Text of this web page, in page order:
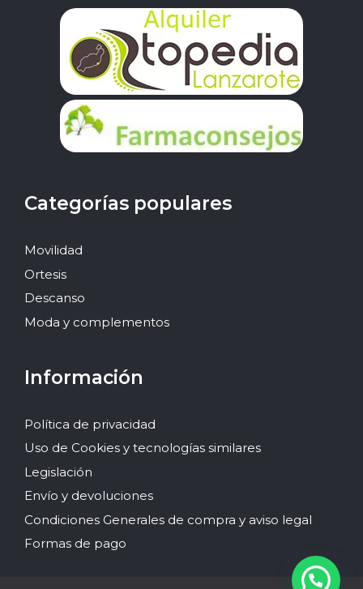
Categorías populares
Movilidad
Ortesis
Descanso
Moda y complementos
Información
Política de privacidad
Uso de Cookies y tecnologías similares
Legislación
Envío y devoluciones
Condiciones Generales de compra y aviso legal
Formas de pago